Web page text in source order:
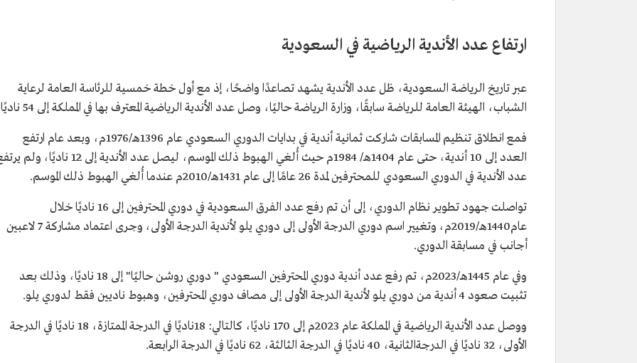
ارتفاع عدد الأندية الرياضية في السعودية
عبر تاريخ الرياضة السعودية، ظل عدد الأندية يشهد تصاعدًا واضحًا، إذ مع أول خطة خمسية للرئاسة العامة لرعاية
الشباب، الهيئة العامة للرياضة سابقًا، وزارة الرياضة حاليًا، وصل عدد الأندية الرياضية المعترف بها في المملكة إلى 54 ناديًا.
فمع انطلاق تنظيم المسابقات شاركت ثمانية أندية في بدايات الدوري السعودي عام 1396هـ/1976م، وبعد عام ارتفع
العدد إلى 10 أندية، حتى عام 1404هـ/ 1984م حيث أُلغي الهبوط ذلك الموسم، ليصل عدد الأندية إلى 12 ناديًا،
عدد الأندية في الدوري السعودي للمحترفين لمدة 26 عامًا إلى عام 1431هـ/2010م عندما أُلغي الهبوط ذلك الموسم.
تواصلت جهود تطوير نظام الدوري، إلى أن تم رفع عدد الفرق السعودية في دوري المحترفين إلى 16 ناديًا خلال
عام1440هـ/2019م، وتغيير اسم دوري الدرجة الأولى إلى دوري يلو لأندية الدرجة الأولى، وجرى اعتماد مشاركة 7 لاعبين
أجانب في مسابقة الدوري.
وفي عام 1445هـ/2023م، تم رفع عدد أندية دوري المحترفين السعودي " دوري روشن حاليًا" إلى 18 ناديًا، وذلك بعد
تثبيت صعود 4 أندية من دوري يلو لأندية الدرجة الأولى إلى مصاف دوري المحترفين، وهبوط ناديين فقط لدوري يلو.
ووصل عدد الأندية الرياضية في المملكة عام 2023م إلى 170 ناديًا، كالتالي: 18ناديًا في الدرجة الممتازة، 18 ناديًا في الدرجة
الأولى، 32 ناديًا في الدرجةالثانية، 40 ناديًا في الدرجة الثالثة، 62 ناديًا في الدرجة الرابعة.